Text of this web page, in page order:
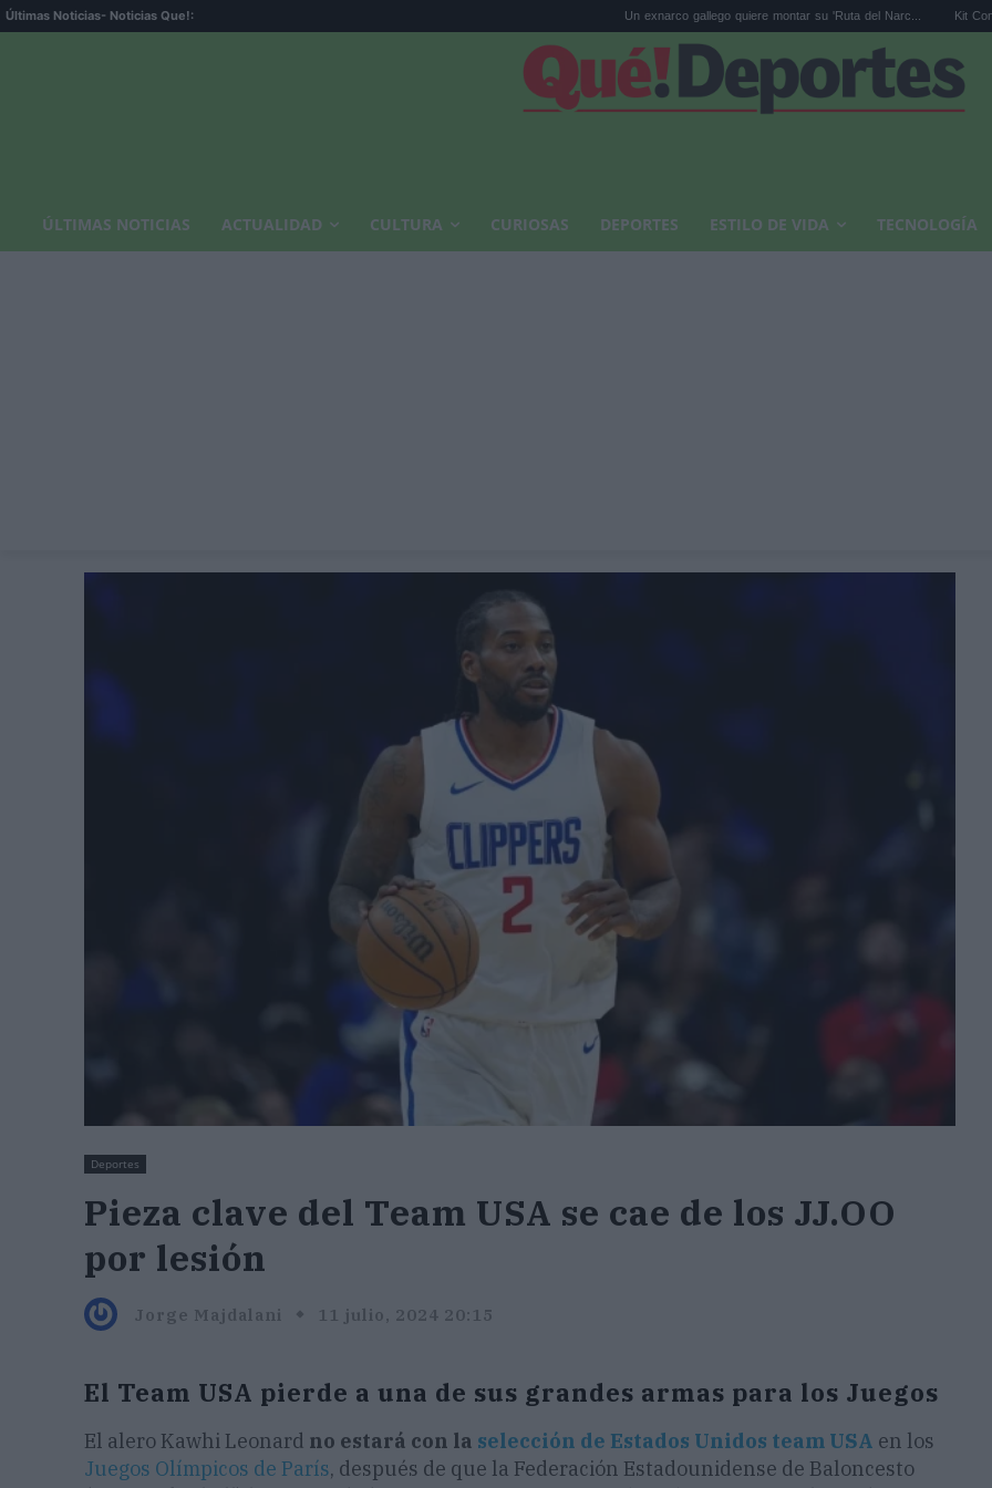
Últimas Noticias- Noticias Que!: Un exnarco gallego quiere montar su 'Ruta del Narc... Kit Connor será
ÚLTIMAS NOTICIAS ACTUALIDAD CULTURA CURIOSAS DEPORTES ESTILO DE VIDA TECNOLOGÍA
Deportes
Pieza clave del Team USA se cae de los JJ.OO
por lesión
Jorge Majdalani 11 julio, 2024 20:15
El Team USA pierde a una de sus grandes armas para los Juegos
El alero Kawhi Leonard no estará con la selección de Estados Unidos team USA en los
Juegos Olímpicos de París, después de que la Federación Estadounidense de Baloncesto